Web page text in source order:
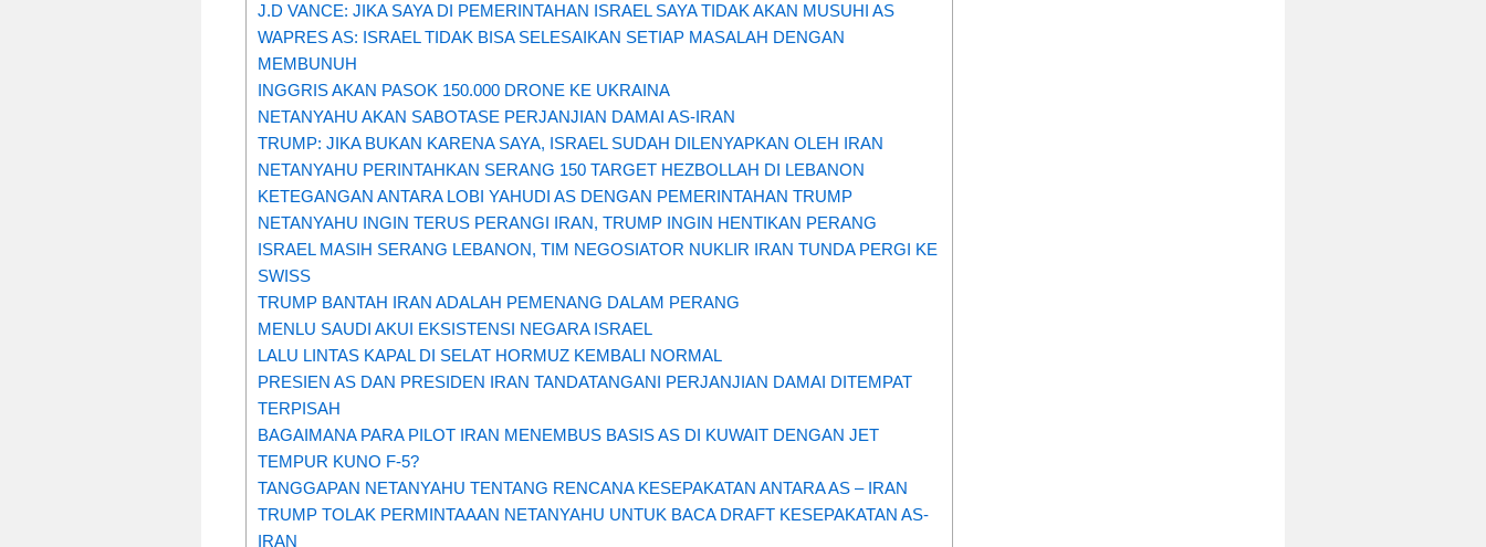
J.D VANCE: JIKA SAYA DI PEMERINTAHAN ISRAEL SAYA TIDAK AKAN MUSUHI AS
WAPRES AS: ISRAEL TIDAK BISA SELESAIKAN SETIAP MASALAH DENGAN
MEMBUNUH
INGGRIS AKAN PASOK 150.000 DRONE KE UKRAINA
NETANYAHU AKAN SABOTASE PERJANJIAN DAMAI AS-IRAN
TRUMP: JIKA BUKAN KARENA SAYA, ISRAEL SUDAH DILENYAPKAN OLEH IRAN
NETANYAHU PERINTAHKAN SERANG 150 TARGET HEZBOLLAH DI LEBANON
KETEGANGAN ANTARA LOBI YAHUDI AS DENGAN PEMERINTAHAN TRUMP
NETANYAHU INGIN TERUS PERANGI IRAN, TRUMP INGIN HENTIKAN PERANG
ISRAEL MASIH SERANG LEBANON, TIM NEGOSIATOR NUKLIR IRAN TUNDA PERGI KE
SWISS
TRUMP BANTAH IRAN ADALAH PEMENANG DALAM PERANG
MENLU SAUDI AKUI EKSISTENSI NEGARA ISRAEL
LALU LINTAS KAPAL DI SELAT HORMUZ KEMBALI NORMAL
PRESIEN AS DAN PRESIDEN IRAN TANDATANGANI PERJANJIAN DAMAI DITEMPAT
TERPISAH
BAGAIMANA PARA PILOT IRAN MENEMBUS BASIS AS DI KUWAIT DENGAN JET
TEMPUR KUNO F-5?
TANGGAPAN NETANYAHU TENTANG RENCANA KESEPAKATAN ANTARA AS – IRAN
TRUMP TOLAK PERMINTAAAN NETANYAHU UNTUK BACA DRAFT KESEPAKATAN AS-
IRAN